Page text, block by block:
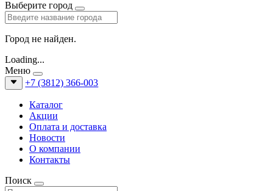
Выберите город
Город не найден.
Loading...
Меню
+7 (3812) 366-003
Каталог
Акции
Оплата и доставка
Новости
О компании
Контакты
Поиск